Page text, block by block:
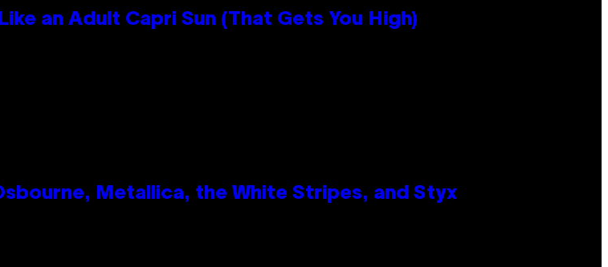
an Adult Capri Sun (That Gets You High)
Metallica, the White Stripes, and Styx